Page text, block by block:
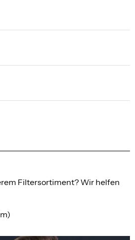
Filtersortiment? Wir helfen